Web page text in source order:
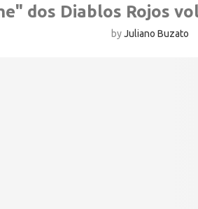
dos Diablos Rojos
byJuliano Buzato